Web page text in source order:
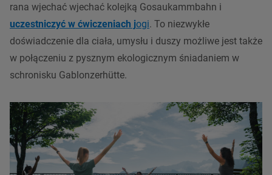
rana wjechać wjechać kolejką Gosaukammbahn i
uczestniczyć w ćwiczeniach jogi. To niezwykłe
doświadczenie dla ciała, umysłu i duszy możliwe jest także
w połączeniu z pysznym ekologicznym śniadaniem w
schronisku Gablonzerhütte.